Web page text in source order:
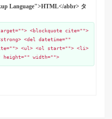
Language">HTML</abbr> タ
<blockquote cite="">
<del datetime=""
<ul> <ol start=""> <li>
height="" width="">